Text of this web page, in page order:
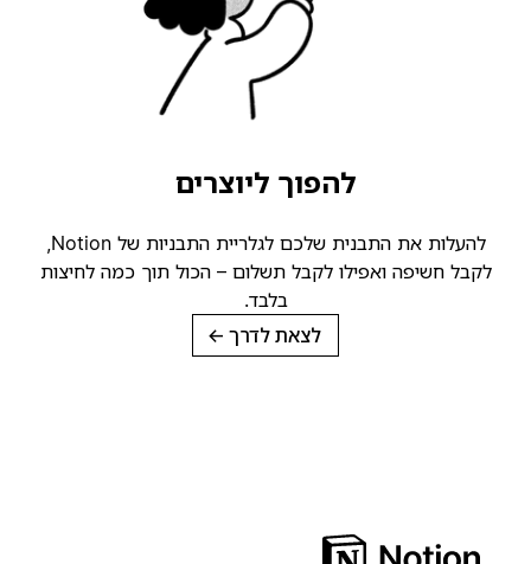
להפוך ליוצרים
להעלות את התבנית שלכם לגלריית התבניות של Notion,
לקבל חשיפה ואפילו לקבל תשלום – הכול תוך כמה לחיצות
בלבד.
לצאת לדרך →